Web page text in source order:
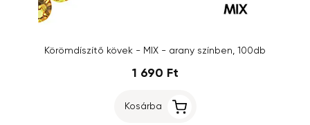
Körömdíszítő kövek - MIX - arany színben, 100db
1 690 Ft
Kosárba